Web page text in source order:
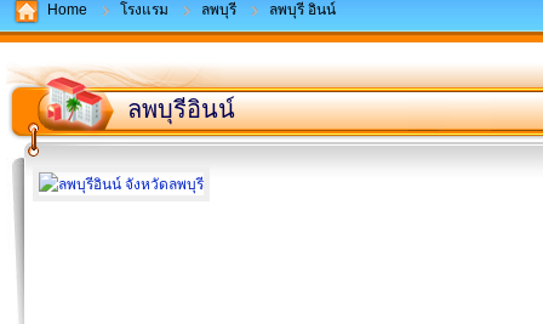
Home โรงแรม ลพบุรี ลพบุรี อินน์
ลพบุรีอินน์